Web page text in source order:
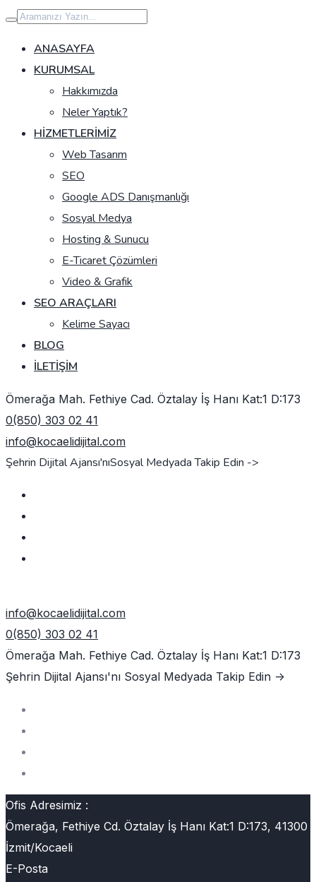
İçeriğe
geç
ANASAYFA
KURUMSAL
Hakkımızda
Neler Yaptık?
HIZMETLERIMIZ
Web Tasarım
SEO
Google ADS Danışmanlığı
Sosyal Medya
Hosting & Sunucu
E-Ticaret Çözümleri
Video & Grafik
SEO ARAÇLARI
Kelime Sayacı
BLOG
İLETIŞIM
Ömerağa Mah. Fethiye Cad. Öztalay İş Hanı Kat:1 D:173
0(850) 303 02 41
info@kocaelidijital.com
Şehrin Dijital Ajansı'nıSosyal Medyada Takip Edin ->
info@kocaelidijital.com
0(850) 303 02 41
Ömerağa Mah. Fethiye Cad. Öztalay İş Hanı Kat:1 D:173
Şehrin Dijital Ajansı'nı Sosyal Medyada Takip Edin ->
Ofis Adresimiz :
Ömerağa, Fethiye Cd. Öztalay İş Hanı Kat:1 D:173, 41300
İzmit/Kocaeli
E-Posta